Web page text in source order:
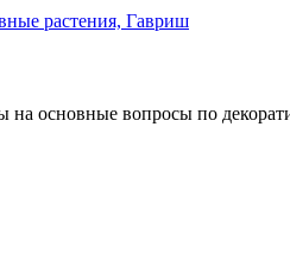
основные вопросы по